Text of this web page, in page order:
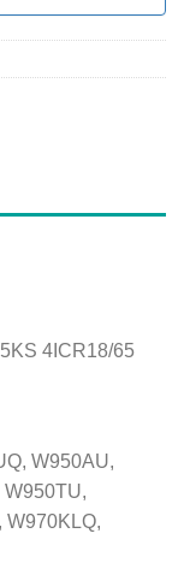
4ICR18/65
W950AU,
W970KLQ,